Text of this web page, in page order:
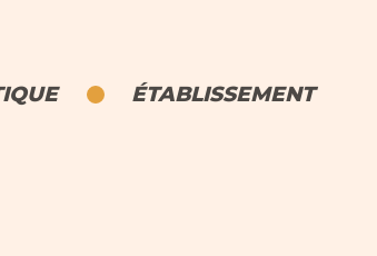
ÉTABLISSEMENT